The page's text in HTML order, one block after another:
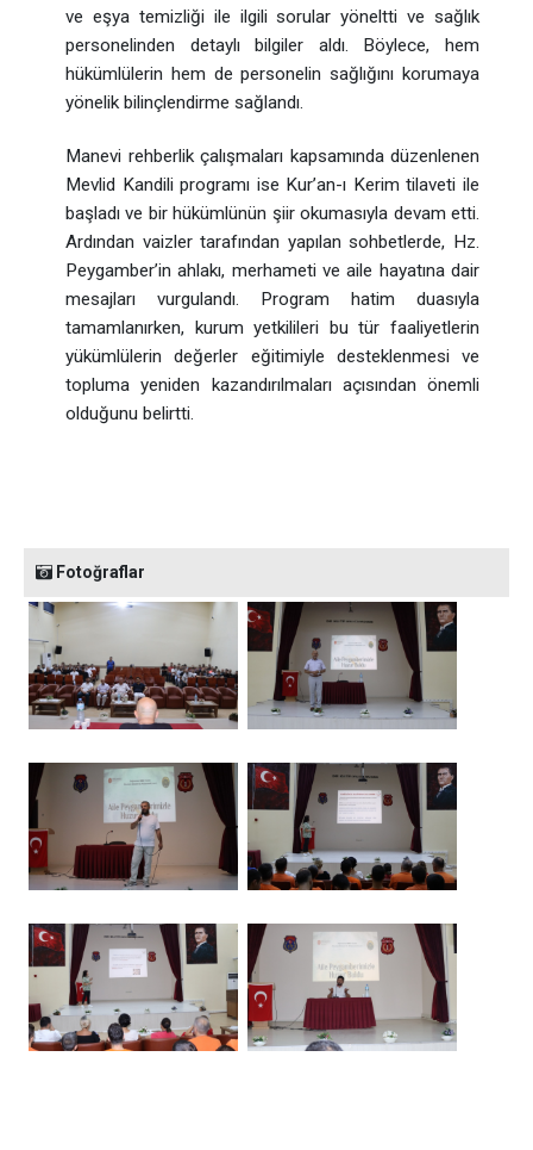
ve eşya temizliği ile ilgili sorular yöneltti ve sağlık
personelinden detaylı bilgiler aldı. Böylece, hem
hükümlülerin hem de personelin sağlığını korumaya
yönelik bilinçlendirme sağlandı.
Manevi rehberlik çalışmaları kapsamında düzenlenen
Mevlid Kandili programı ise Kur’an-ı Kerim tilaveti ile
başladı ve bir hükümlünün şiir okumasıyla devam etti.
Ardından vaizler tarafından yapılan sohbetlerde, Hz.
Peygamber’in ahlakı, merhameti ve aile hayatına dair
mesajları vurgulandı. Program hatim duasıyla
tamamlanırken, kurum yetkilileri bu tür faaliyetlerin
yükümlülerin değerler eğitimiyle desteklenmesi ve
topluma yeniden kazandırılmaları açısından önemli
olduğunu belirtti.
Fotoğraflar